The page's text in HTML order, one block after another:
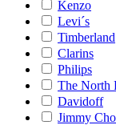
Kenzo
Levi´s
Timberland
Clarins
Philips
The North
Davidoff
Jimmy